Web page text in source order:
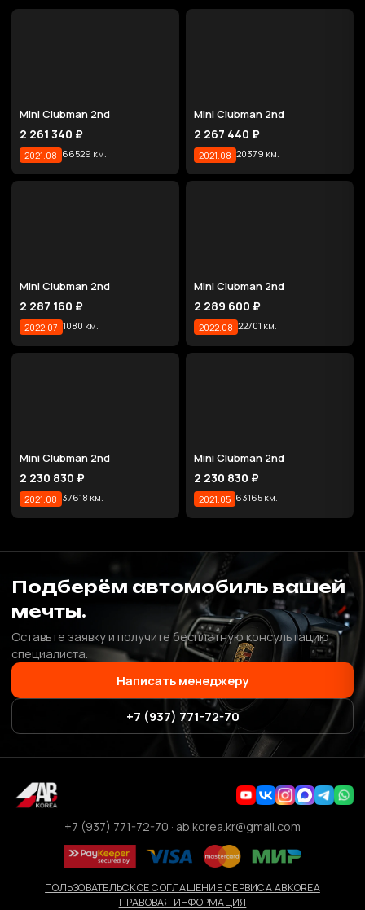
Mini Clubman 2nd
2 261 340 ₽
2021.08 66529 км.
Mini Clubman 2nd
2 267 440 ₽
2021.08 20379 км.
Mini Clubman 2nd
2 287 160 ₽
2022.07 1080 км.
Mini Clubman 2nd
2 289 600 ₽
2022.08 22701 км.
Mini Clubman 2nd
2 230 830 ₽
2021.08 37618 км.
Mini Clubman 2nd
2 230 830 ₽
2021.05 63165 км.
Подберём автомобиль вашей
мечты.
Оставьте заявку и получите бесплатную консультацию
специалиста.
Написать менеджеру
+7 (937) 771-72-70
+7 (937) 771-72-70 · ab.korea.kr@gmail.com
ПОЛЬЗОВАТЕЛЬСКОЕ СОГЛАШЕНИЕ СЕРВИСА ABKOREA
ПРАВОВАЯ ИНФОРМАЦИЯ